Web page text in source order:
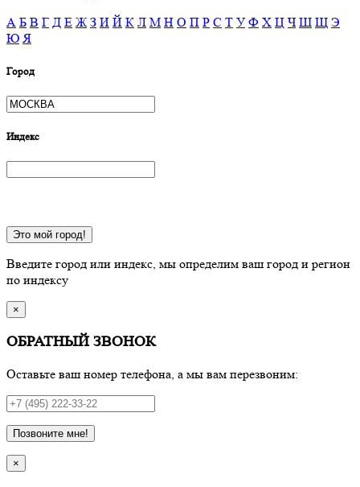
А Б В Г Д Е Ж З И Й К Л М Н О П Р С Т У Ф Х Ц Ч Ш Щ Э
Ю Я
Город
Индекс
Это мой город!
Введите город или индекс, мы определим ваш город и регион
по индексу
×
ОБРАТНЫЙ ЗВОНОК
Оставьте ваш номер телефона, а мы вам перезвоним:
Позвоните мне!
×